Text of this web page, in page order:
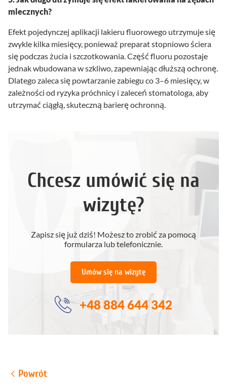
mlecznych?
Efekt pojedynczej aplikacji lakieru fluorowego utrzymuje się
zwykle kilka miesięcy, ponieważ preparat stopniowo ściera
się podczas żucia i szczotkowania. Część fluoru pozostaje
jednak wbudowana w szkliwo, zapewniając dłuższą ochronę.
Dlatego zaleca się powtarzanie zabiegu co 3–6 miesięcy, w
zależności od ryzyka próchnicy i zaleceń stomatologa, aby
utrzymać ciągłą, skuteczną barierę ochronną.
Chcesz umówić się na
wizytę?
Zapisz się już dziś! Możesz to zrobić za pomocą
formularza lub telefonicznie.
Umów się na wizytę
+48 884 644 342
Powrót